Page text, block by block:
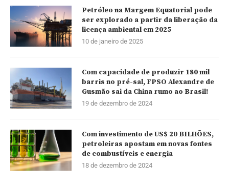
Petróleo na Margem Equatorial pode
ser explorado a partir da liberação da
licença ambiental em 2025
10 de janeiro de 2025
Com capacidade de produzir 180 mil
barris no pré-sal, FPSO Alexandre de
Gusmão sai da China rumo ao Brasil!
19 de dezembro de 2024
Com investimento de US$ 20 BILHÕES,
petroleiras apostam em novas fontes
de combustíveis e energia
18 de dezembro de 2024